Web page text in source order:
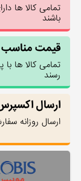
تمامی کالا ها
باشند
قیمت مناسب
تمامی کالا ها
رسند
ارسال
ارسال روزانه